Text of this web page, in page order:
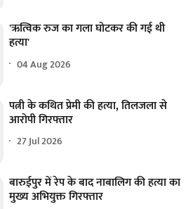
'ऋत्विक रुज का गला घोटकर की गई थी
हत्या'
04 Aug 2026
पत्नी के कथित प्रेमी की हत्या, तिलजला से
आरोपी गिरफ्तार
27 Jul 2026
बारुईपुर में रेप के बाद नाबालिग की हत्या का
मुख्य अभियुक्त गिरफ्तार